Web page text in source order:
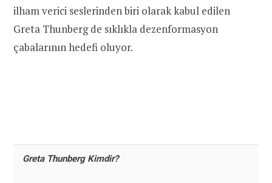
ilham verici seslerinden biri olarak kabul edilen
Greta Thunberg de sıklıkla dezenformasyon
çabalarının hedefi oluyor.
Greta Thunberg Kimdir?